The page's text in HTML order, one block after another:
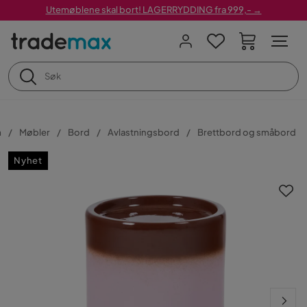
Utemøblene skal bort! LAGERRYDDING fra 999,- →
Møbler Bord Avlastningsbord Brettbord og småbord
Nyhet